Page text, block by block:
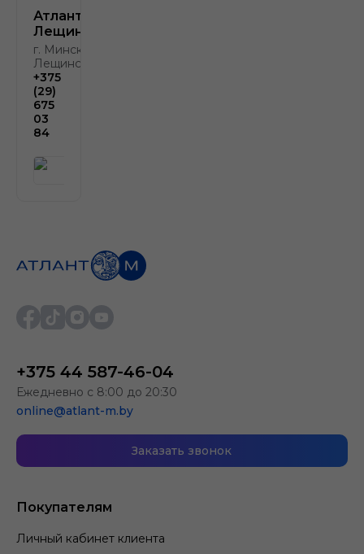
Атлант-М
Лещинского
г. Минск, ул.
Лещинского, 4
+375
(29)
675
03
84
Покупателям
Личный кабинет клиента
+375 44 587-46-04
Ежедневно с 8:00 до 20:30
online@atlant-m.by
Заказать звонок